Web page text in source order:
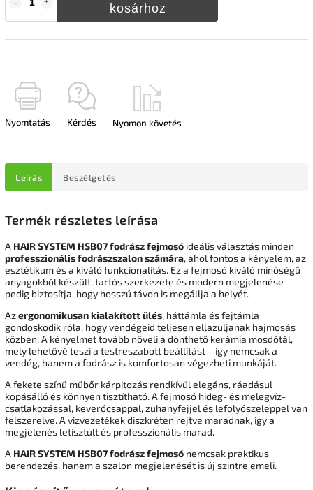
kosárhoz
Nyomtatás Kérdés Nyomon követés
Leírás Beszélgetés
Termék részletes leírása
A HAIR SYSTEM HSB07 fodrász fejmosó ideális választás minden
professzionális fodrászszalon számára, ahol fontos a kényelem, az
esztétikum és a kiváló funkcionalitás. Ez a fejmosó kiváló minőségű
anyagokból készült, tartós szerkezete és modern megjelenése
pedig biztosítja, hogy hosszú távon is megállja a helyét.
Azergonomikusan kialakított ülés, háttámla és fejtámla
gondoskodik róla, hogy vendégeid teljesen ellazuljanak hajmosás
közben. A kényelmet tovább növeli a dönthető kerámia mosdótál,
mely lehetővé teszi a testreszabott beállítást – így nemcsak a
vendég, hanem a fodrász is komfortosan végezheti munkáját.
A fekete színű műbőr kárpitozás rendkívül elegáns, ráadásul
kopásálló és könnyen tisztítható. A fejmosó hideg- és melegvíz-
csatlakozással, keverőcsappal, zuhanyfejjel és lefolyószeleppel van
felszerelve. A vízvezetékek diszkréten rejtve maradnak, így a
megjelenés letisztult és professzionális marad.
A HAIR SYSTEM HSB07 fodrász fejmosó nemcsak praktikus
berendezés, hanem a szalon megjelenését is új szintre emeli.